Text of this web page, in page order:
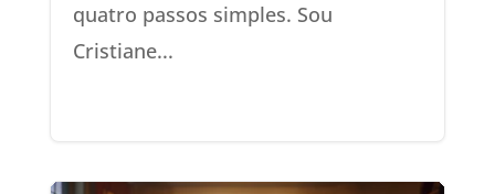
quatro passos simples. Sou
Cristiane...